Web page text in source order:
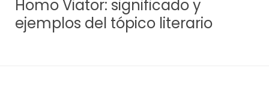
Homo Viator: significado y
ejemplos del tópico literario